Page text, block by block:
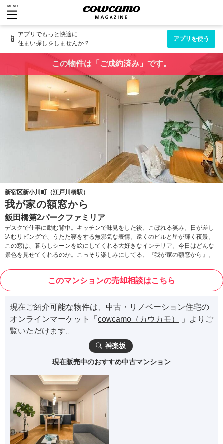
MENU
📱 アプリでもっと快適に
住まい探しをしませんか？
アプリを使う
この物件は「ご成約済み」です。
新宿区新小川町（江戸川橋駅）
我が家の額窓から
飯田橋第2パークファミリア
デスクで仕事に励む背中。キッチンで味見をした後、こぼれる笑み。日が差し
込むリビングで、うたた寝をする無邪気な表情。遠くのビルと星が輝く夜景。
この窓は、暮らしシーンを絵にしてくれる大好きなインテリア。今日はどんな
景色を見せてくれるのか。こっそり楽しみにしてる、『我が家の額窓から』。
このマンションの売却相談はこちら
現在ご紹介可能な物件は、中古・リノベーション住宅の
オンラインマーケット「 cowcamo（カウカモ）
」よりご
覧いただけます。
神楽坂
現在販売中のおすすめ中古マンション